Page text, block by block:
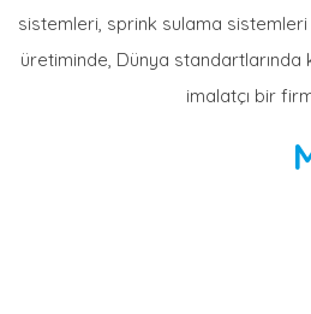
sistemleri, sprink sulama sistemleri
üretiminde, Dünya standartlarında
imalatçı bir